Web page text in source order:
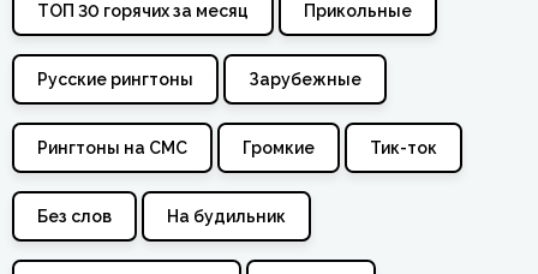
ТОП 30 горячих за месяц Прикольные
Русские рингтоны Зарубежные
Рингтоны на СМС Громкие Тик-ток
Без слов На будильник